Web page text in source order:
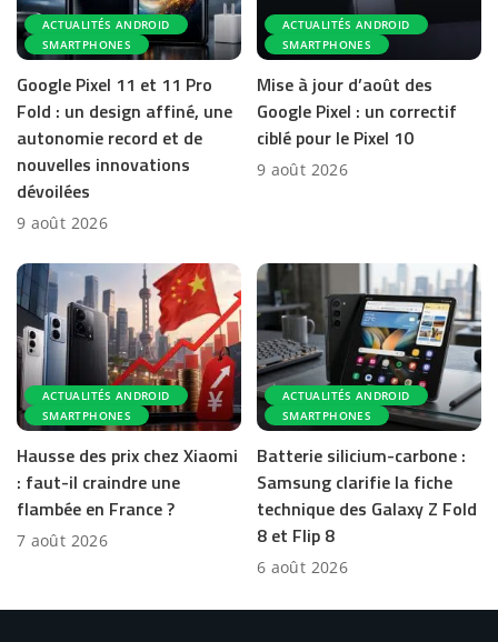
ACTUALITÉS ANDROID
SMARTPHONES
Google Pixel 11 et 11 Pro
Fold : un design affiné, une
autonomie record et de
nouvelles innovations
dévoilées
9 août 2026
ACTUALITÉS ANDROID
SMARTPHONES
Mise à jour d’août des
Google Pixel : un correctif
ciblé pour le Pixel 10
9 août 2026
ACTUALITÉS ANDROID
SMARTPHONES
Hausse des prix chez Xiaomi
: faut-il craindre une
flambée en France ?
7 août 2026
ACTUALITÉS ANDROID
SMARTPHONES
Batterie silicium-carbone :
Samsung clarifie la fiche
technique des Galaxy Z Fold
8 et Flip 8
6 août 2026